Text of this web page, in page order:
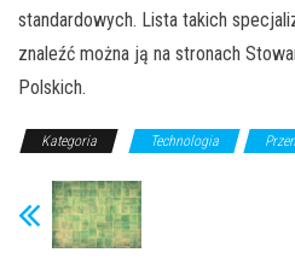
standardowych. Lista takich
znaleźć można ją na stronach
Polskich.
Kategoria Technologia